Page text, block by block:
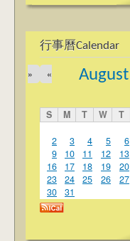
行事曆Calendar
August
«
»
S M T W T
2
3 4 5 6
9
10 11 12 13
16
17 18 19 20
23
24 25 26 27
30
31